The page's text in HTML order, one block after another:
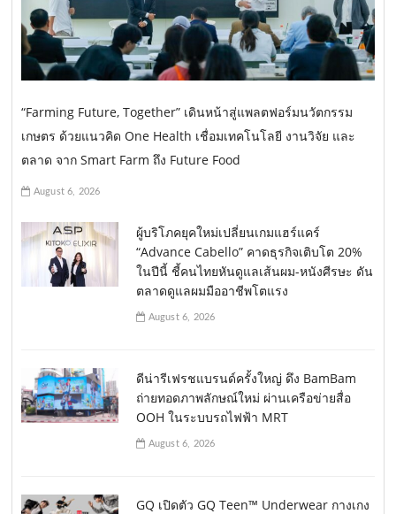
“Farming Future, Together” เดินหน้าสู่แพลตฟอร์มนวัตกรรม
เกษตร ด้วยแนวคิด One Health เชื่อมเทคโนโลยี งานวิจัย และ
ตลาด จาก Smart Farm ถึง Future Food
August 6, 2026
ผู้บริโภคยุคใหม่เปลี่ยนเกมแฮร์แคร์
“Advance Cabello” คาดธุรกิจเติบโต 20%
ในปีนี้ ชี้คนไทยหันดูแลเส้นผม-หนังศีรษะ ดัน
ตลาดดูแลผมมืออาชีพโตแรง
August 6, 2026
ดีน่ารีเฟรชแบรนด์ครั้งใหญ่ ดึง BamBam
ถ่ายทอดภาพลักษณ์ใหม่ ผ่านเครือข่ายสื่อ
OOH ในระบบรถไฟฟ้า MRT
August 6, 2026
GQ เปิดตัว GQ Teen™ Underwear กางเกง